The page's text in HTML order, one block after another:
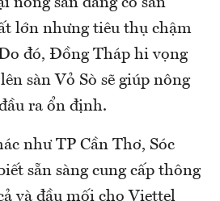
lớn nhưng tiêu thụ chậm
đó, Đồng Tháp hi vọng
sàn Vỏ Sò sẽ giúp nông
ra ổn định.
như TP Cần Thơ, Sóc
sẵn sàng cung cấp thông
và đầu mối cho Viettel